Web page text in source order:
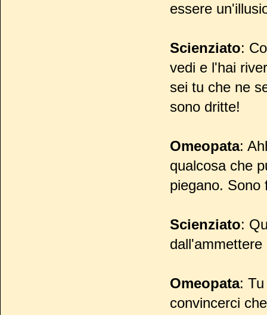
essere
Scienziato:
vedi e l'hai
sei tu che ne
sono dritte!
Omeopata:
qualcosa che
piegano. Sono
Scienziato:
dall'ammettere
Omeopata:
convincerci